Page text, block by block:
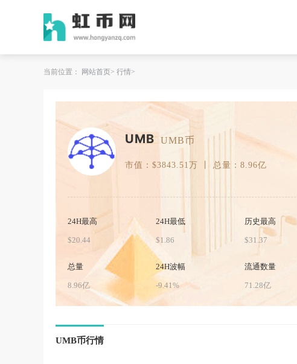
当前位置： 网站首页 行情
UMB UMB币
市值：$3843.51万 丨 总量：8.96亿
24H最高
$20.44
24H最低
$1.86
历史最高
$31.37
总量
8.96亿
24H波幅
-9.41%
流通数量
71.28亿
UMB币行情